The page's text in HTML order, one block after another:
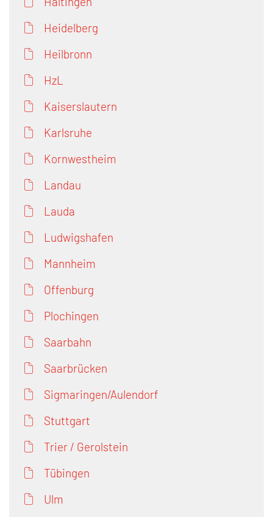
Heidelberg
Heilbronn
HzL
Kaiserslautern
Karlsruhe
Kornwestheim
Landau
Lauda
Ludwigshafen
Mannheim
Offenburg
Plochingen
Saarbahn
Saarbrücken
Sigmaringen/Aulendorf
Stuttgart
Trier / Gerolstein
Tübingen
Ulm